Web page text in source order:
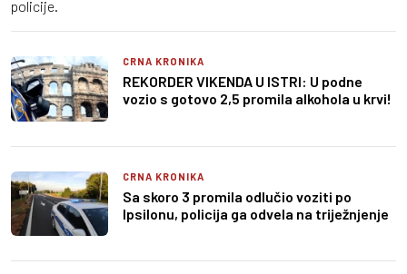
policije.
CRNA KRONIKA
REKORDER VIKENDA U ISTRI: U podne
vozio s gotovo 2,5 promila alkohola u krvi!
CRNA KRONIKA
Sa skoro 3 promila odlučio voziti po
Ipsilonu, policija ga odvela na triježnjenje